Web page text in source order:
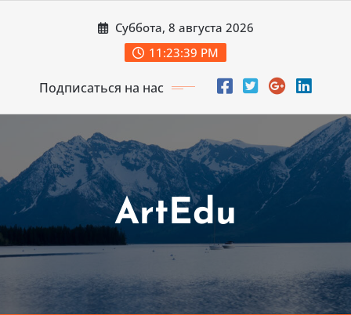
Суббота, 8 августа 2026
11:23:41 PM
Подписаться на нас
ArtEdu